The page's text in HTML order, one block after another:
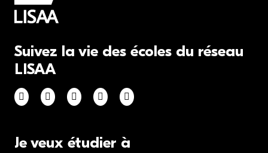
Suivez la vie des écoles du réseau
LISAA
Je veux étudier à